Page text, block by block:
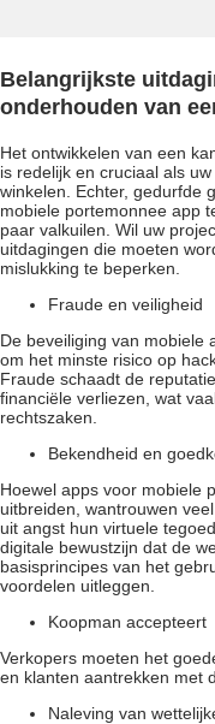
Belangrijkste
onderhouden van
Het ontwikkelen van een
is redelijk en cruciaal als
winkelen. Echter, gedurfde
mobiele portemonnee app
paar valkuilen. Wil uw
uitdagingen die moeten
mislukking te beperken.
Fraude en veiligheid
De beveiliging van mobiele
om het minste risico op
Fraude schaadt de
financiële verliezen, wat
rechtszaken.
Bekendheid en
Hoewel apps voor mobiele
uitbreiden, wantrouwen
uit angst hun virtuele
digitale bewustzijn dat de
basisprincipes van het
voordelen uitleggen.
Koopman accepteert
Verkopers moeten het
en klanten aantrekken met
Naleving van